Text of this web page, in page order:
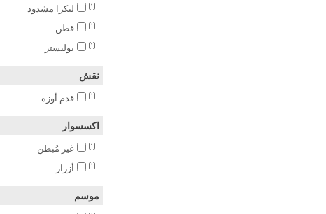
ليكرا مشدود
(1)
قطن
(1)
بوليستر
(1)
نقش
قدم أوزة (1)
اكسسوار
غير مُبطن
(1)
أزرار
(1)
موسم